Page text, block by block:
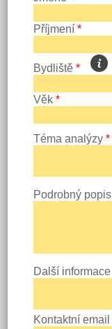
Příjmení *
Bydliště *
Věk *
Téma analýzy *
Podrobný popis
Další informace
Kontaktní email